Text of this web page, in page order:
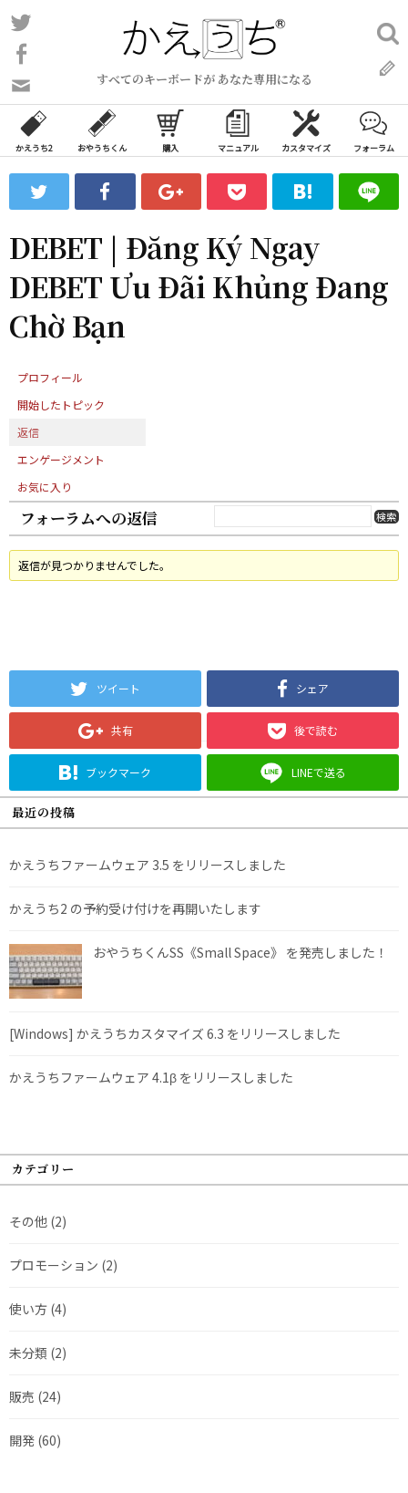
コ
ン
ン
ツ
ス
ッ
プ
すべてのキーボードが あなた専用になる
い
合
わ
フ
ォ
ム
検
索:
かえうち2 おやうちくん 購入 マニュアル カスタマイズ フォーラム
DEBET | Đăng Ký Ngay
DEBET Ưu Đãi Khủng Đang
Chờ Bạn
プロフィール
開始したトピック
返信
エンゲージメント
お気に入り
フォーラムへの返信
返信が見つかりませんでした。
ツイート シェア
共有 後で読む
ブックマーク LINEで送る
最近の投稿
かえうちファームウェア 3.5 をリリースしました
かえうち2 の予約受け付けを再開いたします
おやうちくんSS《Small Space》 を発売しました！
[Windows] かえうちカスタマイズ 6.3 をリリースしました
かえうちファームウェア 4.1β をリリースしました
カテゴリー
その他 (2)
プロモーション (2)
使い方 (4)
未分類 (2)
販売 (24)
開発 (60)